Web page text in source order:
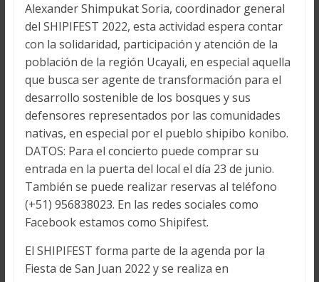
Alexander Shimpukat Soria, coordinador general
del SHIPIFEST 2022, esta actividad espera contar
con la solidaridad, participación y atención de la
población de la región Ucayali, en especial aquella
que busca ser agente de transformación para el
desarrollo sostenible de los bosques y sus
defensores representados por las comunidades
nativas, en especial por el pueblo shipibo konibo.
DATOS: Para el concierto puede comprar su
entrada en la puerta del local el día 23 de junio.
También se puede realizar reservas al teléfono
(+51) 956838023. En las redes sociales como
Facebook estamos como Shipifest.
El SHIPIFEST forma parte de la agenda por la
Fiesta de San Juan 2022 y se realiza en